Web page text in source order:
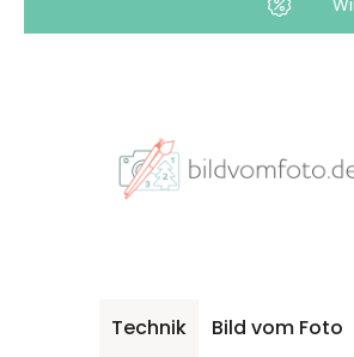
Technik Bild vom Foto